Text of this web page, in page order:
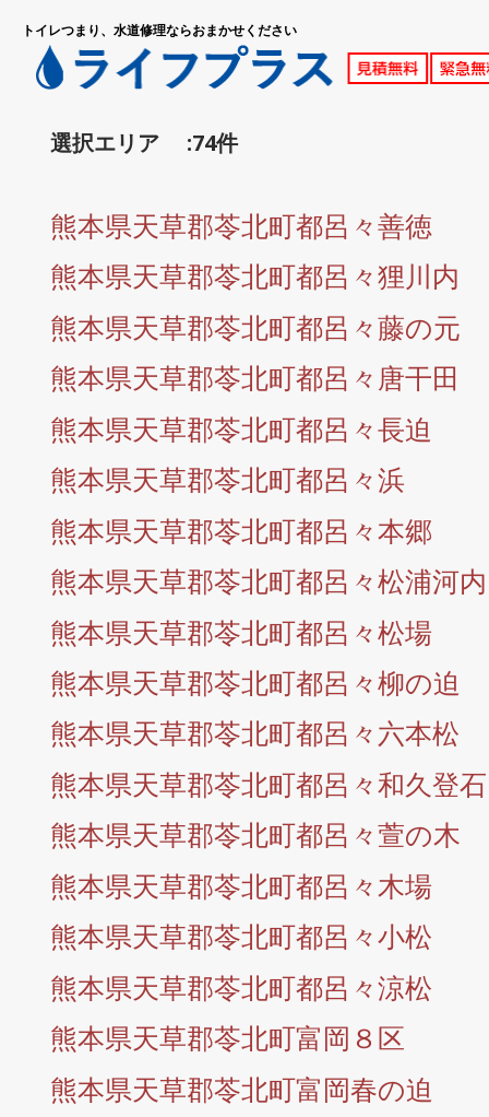
トイレつまり、水道修理ならおまかせください
選択エリア :74件
熊本県天草郡苓北町都呂々善徳
熊本県天草郡苓北町都呂々狸川内
熊本県天草郡苓北町都呂々藤の元
熊本県天草郡苓北町都呂々唐干田
熊本県天草郡苓北町都呂々長迫
熊本県天草郡苓北町都呂々浜
熊本県天草郡苓北町都呂々本郷
熊本県天草郡苓北町都呂々松浦河内
熊本県天草郡苓北町都呂々松場
熊本県天草郡苓北町都呂々柳の迫
熊本県天草郡苓北町都呂々六本松
熊本県天草郡苓北町都呂々和久登石
熊本県天草郡苓北町都呂々萱の木
熊本県天草郡苓北町都呂々木場
熊本県天草郡苓北町都呂々小松
熊本県天草郡苓北町都呂々涼松
熊本県天草郡苓北町富岡８区
熊本県天草郡苓北町富岡春の迫